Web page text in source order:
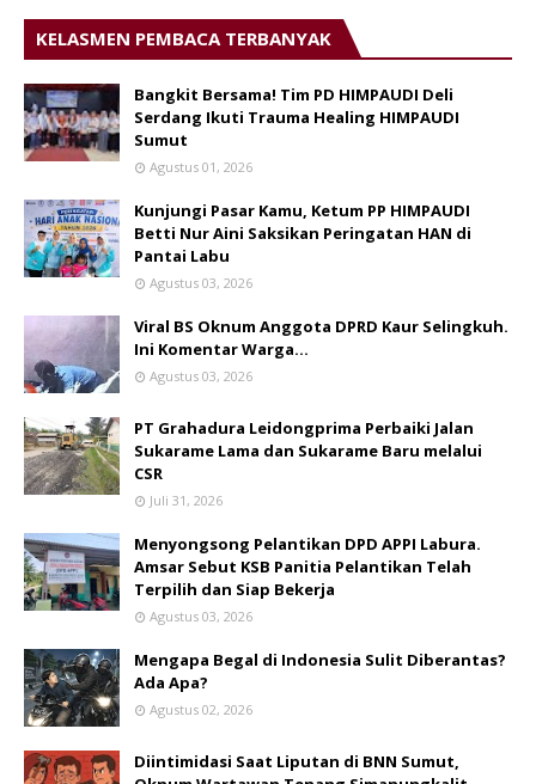
KELASMEN PEMBACA TERBANYAK
Bangkit Bersama! Tim PD HIMPAUDI Deli
Serdang Ikuti Trauma Healing HIMPAUDI
Sumut
Agustus 01, 2026
Kunjungi Pasar Kamu, Ketum PP HIMPAUDI
Betti Nur Aini Saksikan Peringatan HAN di
Pantai Labu
Agustus 03, 2026
Viral BS Oknum Anggota DPRD Kaur Selingkuh.
Ini Komentar Warga…
Agustus 03, 2026
PT Grahadura Leidongprima Perbaiki Jalan
Sukarame Lama dan Sukarame Baru melalui
CSR
Juli 31, 2026
Menyongsong Pelantikan DPD APPI Labura.
Amsar Sebut KSB Panitia Pelantikan Telah
Terpilih dan Siap Bekerja
Agustus 03, 2026
Mengapa Begal di Indonesia Sulit Diberantas?
Ada Apa?
Agustus 02, 2026
Diintimidasi Saat Liputan di BNN Sumut,